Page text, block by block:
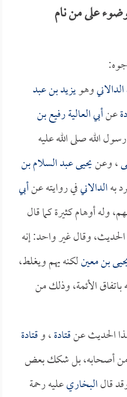
على من نام
وهويزيد بن عبد
عنأبي العالية رفيع بن
الله صلى الله عليه
، وعنيحيىعبد السلام بن
بهالدالانيفي روايته عنأبي
وله أوهام كثيرة كما قال
وقال غير واحد: إنه
بن معينلكنه يهم ويغلط،
الأئمة، وذلك من
الحديث عنقتادة، وقتادة
أصحابه، بل شكك بعض
قالالبخاريعليه رحمة